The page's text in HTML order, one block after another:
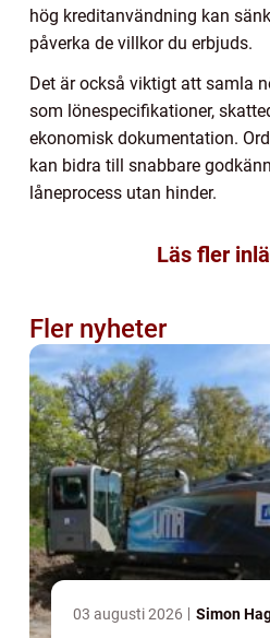
hög kreditanvändning kan
påverka de villkor du erbjuds.
Det är också viktigt att samla
som lönespecifikationer,
ekonomisk dokumentation.
kan bidra till snabbare
låneprocess utan hinder.
Läs fler
Fler nyheter
03 augusti 2026 Simon